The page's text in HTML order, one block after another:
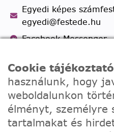
Egyedi képes
egyedi@festede.hu
Facebook Messenger
Cookie tájékoztató
használunk, hogy
weboldalunkon
élményt, személyre
tartalmakat és